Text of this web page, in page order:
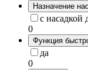
Назначение
с насадкой
0
Функция
да
0